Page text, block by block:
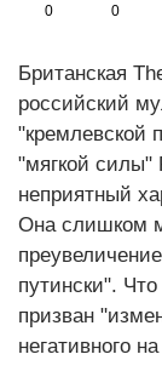
0 0
Британская
российский
"кремлевской
"мягкой
неприятный
Она слишком
путински".
призван
негативного